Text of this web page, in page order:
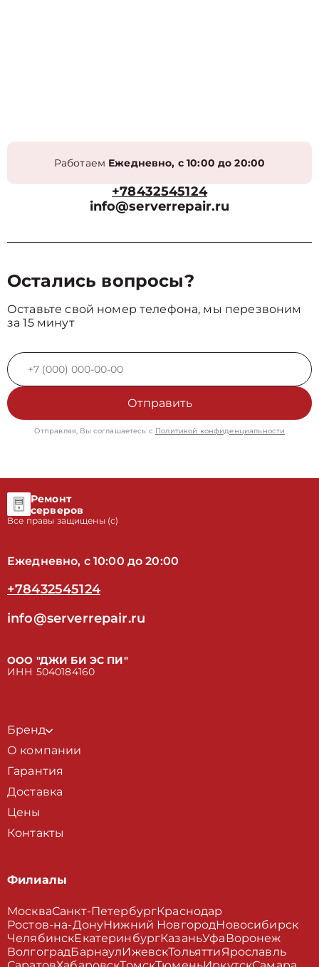
Работаем Ежедневно, с 10:00 до 20:00
+78432545124
info@serverrepair.ru
Остались вопросы?
Оставьте свой номер телефона, мы перезвоним
за 15 минут
Отправить
Отправляя, Вы соглашаетесь с Политикой конфиденциальности
Ремонт
серверов
Все правы защищены (с)
Ежедневно, с 10:00 до 20:00
+78432545124
info@serverrepair.ru
ООО "ДЖИ БИ ЭС ПИ"
ИНН 5040184160
Бренд
О компании
Гарантия
Доставка
Цены
Контакты
Филиалы
МоскваСанкт-ПетербургКраснодар
Ростов-на-ДонуНижний НовгородНовосибирск
ЧелябинскЕкатеринбургКазаньУфаВоронеж
ВолгоградБарнаулИжевскТольяттиЯрославль